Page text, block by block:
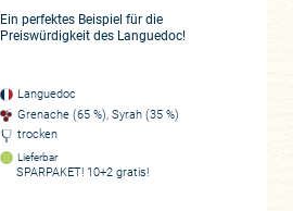
Ein perfektes Beispiel für die
Preiswürdigkeit des Languedoc!
Languedoc
Grenache (65 %), Syrah (35 %)
trocken
Lieferbar
SPARPAKET! 10+2 gratis!